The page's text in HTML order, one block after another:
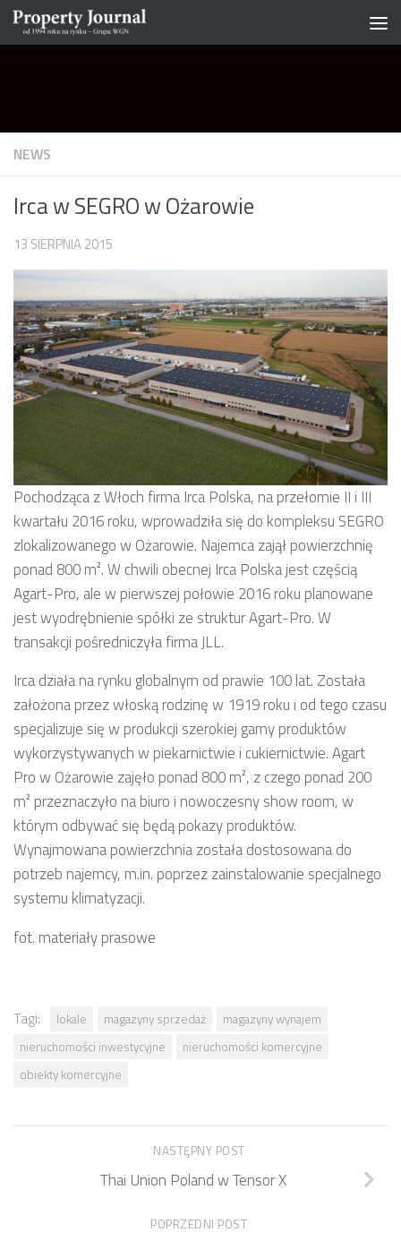
Skip to content
NEWS
Irca w SEGRO w Ożarowie
13 SIERPNIA 2015
Pochodząca z Włoch firma Irca Polska, na przełomie II i III
kwartału 2016 roku, wprowadziła się do kompleksu SEGRO
zlokalizowanego w Ożarowie. Najemca zajął powierzchnię
ponad 800 m². W chwili obecnej Irca Polska jest częścią
Agart-Pro, ale w pierwszej połowie 2016 roku planowane
jest wyodrębnienie spółki ze struktur Agart-Pro. W
transakcji pośredniczyła firma JLL.
Irca działa na rynku globalnym od prawie 100 lat. Została
założona przez włoską rodzinę w 1919 roku i od tego czasu
specjalizuje się w produkcji szerokiej gamy produktów
wykorzystywanych w piekarnictwie i cukiernictwie. Agart
Pro w Ożarowie zajęło ponad 800 m², z czego ponad 200
m² przeznaczyło na biuro i nowoczesny show room, w
którym odbywać się będą pokazy produktów.
Wynajmowana powierzchnia została dostosowana do
potrzeb najemcy, m.in. poprzez zainstalowanie specjalnego
systemu klimatyzacji.
fot. materiały prasowe
Tagi: lokale magazyny sprzedaż
magazyny wynajem
nieruchomości inwestycyjne
nieruchomości komercyjne
obiekty komercyjne
NASTĘPNY POST
Thai Union Poland w Tensor X
POPRZEDNI POST